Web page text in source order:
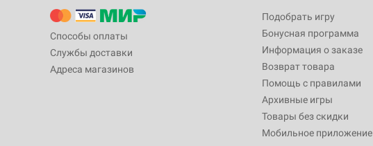
Способы оплаты
Службы доставки
Адреса магазинов
Подобрать игру
Бонусная программа
Информация о заказе
Возврат товара
Помощь с правилами
Архивные игры
Товары без скидки
Мобильное приложение